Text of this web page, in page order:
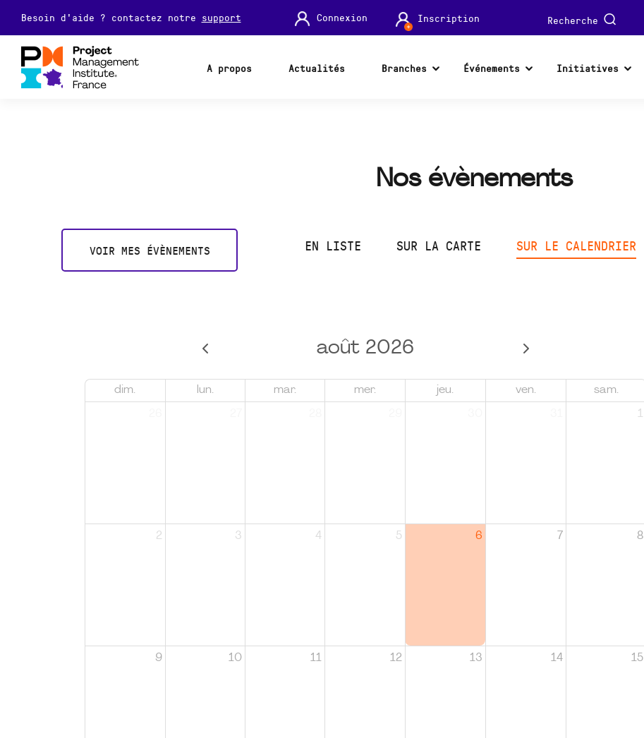
Besoin d'aide ? contactez notre support Connexion Inscription Recherche
A propos Actualités Branches Événements Initiatives
Nos évènements
VOIR MES ÉVÈNEMENTS EN LISTE SUR LA CARTE SUR LE CALENDRIER
août 2026
dim. lun. mar. mer. jeu. ven. sam.
1
2 3 4 5 6 7 8
9 10 11 12 13 14 15